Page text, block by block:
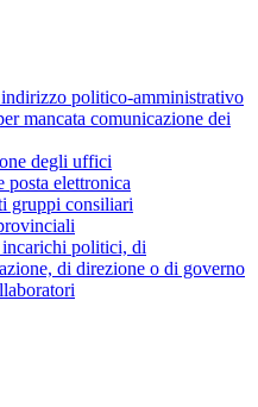
politico-amministrativo
mancata comunicazione dei
degli uffici
posta elettronica
gruppi consiliari
politici, di
di direzione o di governo